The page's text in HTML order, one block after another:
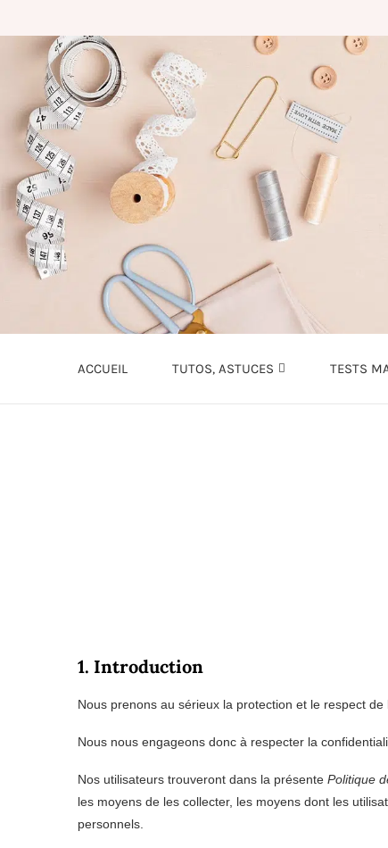
ACCUEIL TUTOS, ASTUCES TESTS
1. Introduction
Nous prenons au sérieux la protection et le respect
Nous nous engageons donc à respecter la
Nos utilisateurs trouveront dans la présente Politique
les moyens de les collecter, les moyens dont les
personnels.